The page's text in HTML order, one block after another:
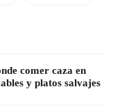
comer caza en
y platos salvajes